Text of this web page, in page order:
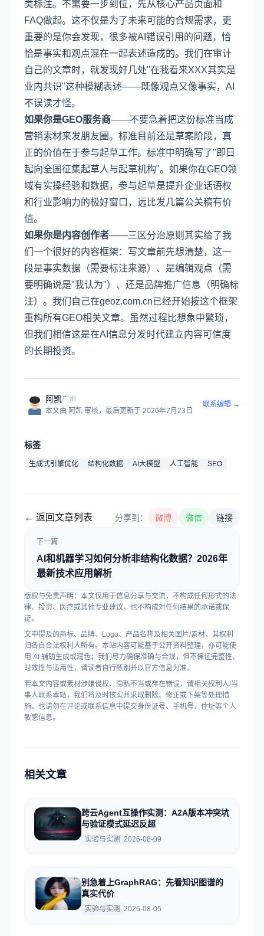
类标注。不需要一步到位，先从核心产品页面和
FAQ做起。这不仅是为了未来可能的合规需求，更
重要的是你会发现，很多被AI错误引用的问题，恰
恰是事实和观点混在一起表述造成的。我们在审计
自己的文章时，就发现好几处"在我看来XXX其实是
业内共识"这种模糊表述——既像观点又像事实，AI
不误读才怪。
如果你是GEO服务商——不要急着把这份标准当成
营销素材来发朋友圈。标准目前还是草案阶段，真
正的价值在于参与起草工作。标准中明确写了"即日
起向全国征集起草人与起草机构"。如果你在GEO领
域有实操经验和数据，参与起草是提升企业话语权
和行业影响力的极好窗口，远比发几篇公关稿有价
值。
如果你是内容创作者——三区分治原则其实给了我
们一个很好的内容框架：写文章前先想清楚，这一
段是事实数据（需要标注来源）、是编辑观点（需
要明确说是"我认为"）、还是品牌推广信息（明确标
注）。我们自己在geoz.com.cn已经开始按这个框架
重构所有GEO相关文章。虽然过程比想象中繁琐，
但我们相信这是在AI信息分发时代建立内容可信度
的长期投资。
阿凯 广州
本文由 阿凯 审核，最后更新于 2026年7月23日
联系编辑 →
标签
生成式引擎优化 结构化数据 AI大模型 人工智能 SEO
← 返回文章列表 分享到： 微博 微信 链接
下一篇
AI和机器学习如何分析非结构化数据？2026年
最新技术应用解析
版权与免责声明：本文仅用于信息分享与交流，不构成任何形式的法
律、投资、医疗或其他专业建议，也不构成对任何结果的承诺或保
证。
文中提及的商标、品牌、Logo、产品名称及相关图片/素材，其权利
归各自合法权利人所有。本站内容可能基于公开资料整理，亦可能使
用 AI 辅助生成或润色；我们尽力确保准确与合规，但不保证完整性、
时效性与适用性，请读者自行甄别并以官方信息为准。
若本文内容或素材涉嫌侵权、隐私不当或存在错误，请相关权利人/当
事人联系本站，我们将及时核实并采取删除、修正或下架等处理措
施。也请勿在评论或联系信息中提交身份证号、手机号、住址等个人
敏感信息。
相关文章
跨云Agent互操作实测：A2A版本冲突坑
与验证模式延迟反超
实验与实测 2026-08-09
别急着上GraphRAG：先看知识图谱的
真实代价
实验与实测 2026-08-05